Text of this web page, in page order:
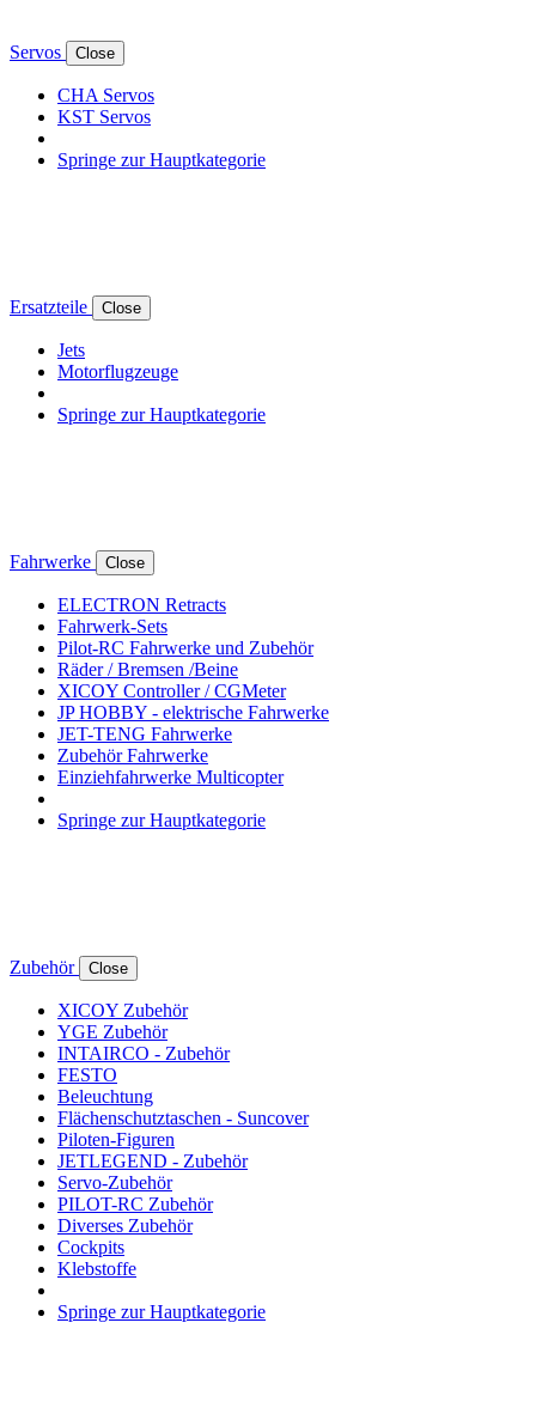
Servos Close
CHA Servos
KST Servos
Springe zur Hauptkategorie
Ersatzteile Close
Jets
Motorflugzeuge
Springe zur Hauptkategorie
Fahrwerke Close
ELECTRON Retracts
Fahrwerk-Sets
Pilot-RC Fahrwerke und Zubehör
Räder / Bremsen /Beine
XICOY Controller / CGMeter
JP HOBBY - elektrische Fahrwerke
JET-TENG Fahrwerke
Zubehör Fahrwerke
Einziehfahrwerke Multicopter
Springe zur Hauptkategorie
Zubehör Close
XICOY Zubehör
YGE Zubehör
INTAIRCO - Zubehör
FESTO
Beleuchtung
Flächenschutztaschen - Suncover
Piloten-Figuren
JETLEGEND - Zubehör
Servo-Zubehör
PILOT-RC Zubehör
Diverses Zubehör
Cockpits
Klebstoffe
Springe zur Hauptkategorie